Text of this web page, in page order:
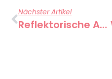
Nächster Artikel
Reflektorische Atemtherapie